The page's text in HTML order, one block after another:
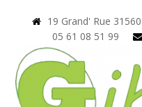
19 Grand' Rue
05 61 08 51 99